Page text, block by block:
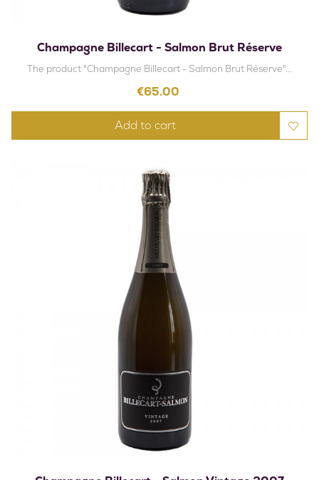
Champagne Billecart - Salmon Brut Réserve
The product "Champagne Billecart - Salmon Brut Réserve"...
Price
€65.00
Add to cart